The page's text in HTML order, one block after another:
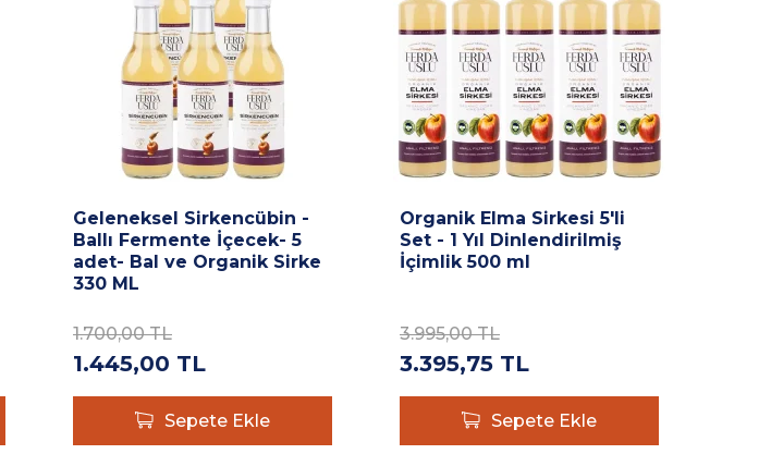
Geleneksel Sirkencübin -
Ballı Fermente İçecek- 5
adet- Bal ve Organik Sirke
330 ML
1.700,00TL
1.445,00 TL
Sepete Ekle
Organik Elma Sirkesi 5'li
Set - 1 Yıl Dinlendirilmiş
İçimlik 500 ml
3.995,00TL
3.395,75 TL
Sepete Ekle